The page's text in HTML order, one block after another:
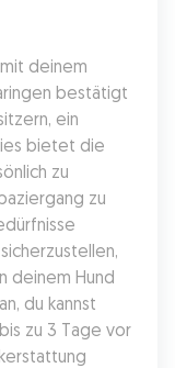
deinem
bestätigt
ein
bietet die
zu
zu
deinem Hund
du kannst
zu 3 Tage vor